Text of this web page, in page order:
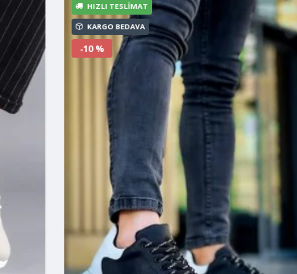
KARGO BEDAVA
HIZLI TESLIMAT
-10 %